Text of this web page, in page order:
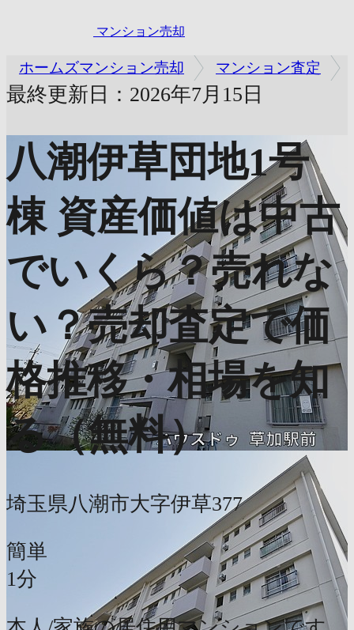
マンション売却
ホームズマンション売却 マンション査定
最終更新日：2026年7月15日
八潮伊草団地1号
棟 資産価値は中古
でいくら？売れな
い？売却査定で価
格推移・相場を知
る（無料）
埼玉県八潮市大字伊草377
簡単
1分